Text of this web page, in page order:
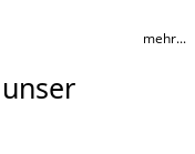
mehr...